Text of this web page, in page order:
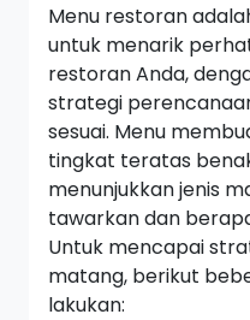
Menu restoran
untuk menarik
restoran Anda,
strategi
sesuai. Menu
tingkat teratas
menunjukkan jenis
tawarkan dan
Untuk mencapai
matang, berikut
lakukan: